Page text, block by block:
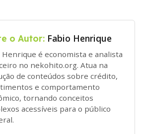
o Autor: Fabio Henrique
Henrique é economista e analista
no nekohito.org. Atua na
de conteúdos sobre crédito,
e comportamento
tornando conceitos
acessíveis para o público